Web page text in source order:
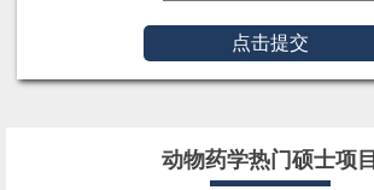
点击提交
动物药学热门硕士项目